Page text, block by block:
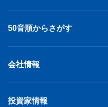
50音順からさがす
会社情報
投資家情報